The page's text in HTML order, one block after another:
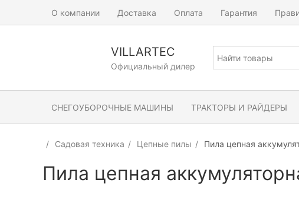
О компании Доставка Оплата Гарантия
VILLARTEC
Официальный дилер
СНЕГОУБОРОЧНЫЕ МАШИНЫ ТРАКТОРЫ И РАЙДЕРЫ
Садовая техника Цепные пилы Пила цепная
Пила цепная